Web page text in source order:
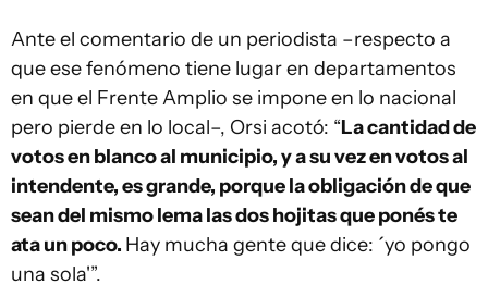
Ante el comentario de un periodista –respecto a
que ese fenómeno tiene lugar en departamentos
en que el Frente Amplio se impone en lo nacional
pero pierde en lo local–, Orsi acotó: “La cantidad de
votos en blanco al municipio, y a su vez en votos al
intendente, es grande, porque la obligación de que
sean del mismo lema las dos hojitas que ponés te
ata un poco. Hay mucha gente que dice: ´yo pongo
una sola'”.